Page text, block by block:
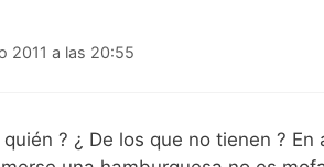
2011 a las 20:55
? ¿ De los que no tienen ?